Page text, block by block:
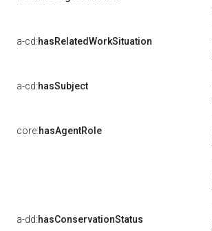
a-cd:hasRelatedWorkSituation
a-cd:hasSubject
core:hasAgentRole
a-dd:hasConservationStatus